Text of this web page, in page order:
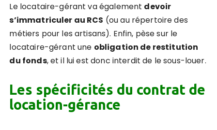
Le locataire-gérant va également devoir
s’immatriculer au RCS (ou au répertoire des
métiers pour les artisans). Enfin, pèse sur le
locataire-gérant une obligation de restitution
du fonds, et il lui est donc interdit de le sous-louer.
Les spécificités du contrat de
location-gérance